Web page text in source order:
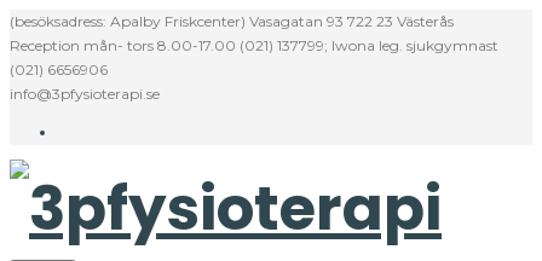
Skip
to
content
(besöksadress: Apalby Friskcenter) Vasagatan 93 722 23 Västerås
Reception mån- tors 8.00-17.00 (021) 137799; Iwona leg. sjukgymnast
(021) 6656906
info@3pfysioterapi.se